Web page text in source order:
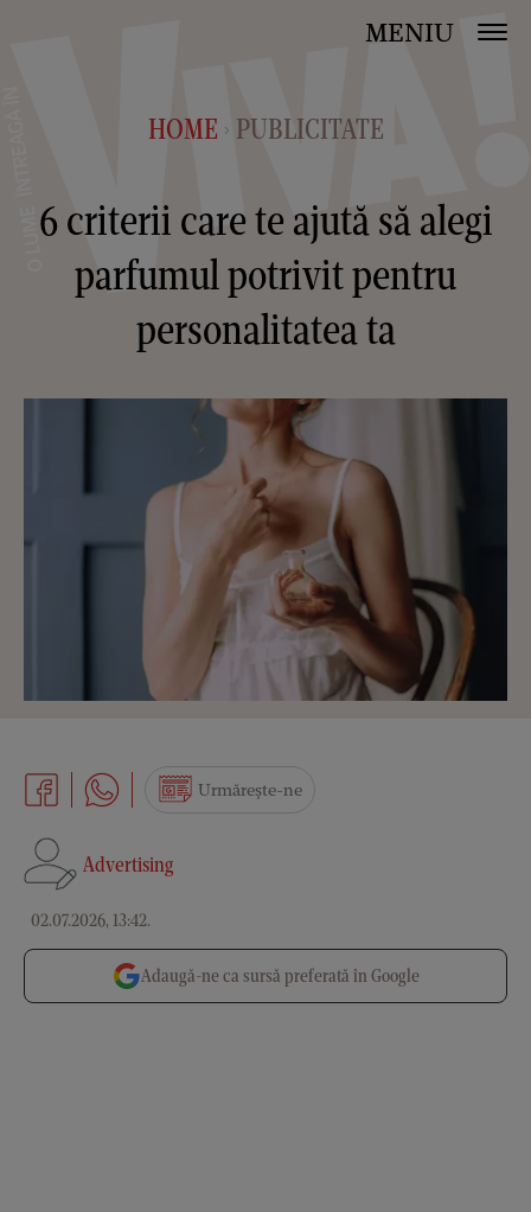
MENIU
HOME > PUBLICITATE
6 criterii care te ajută să alegi
parfumul potrivit pentru
personalitatea ta
Advertising
02.07.2026, 13:42.
Urmărește-ne
Adaugă-ne ca sursă preferată în Google